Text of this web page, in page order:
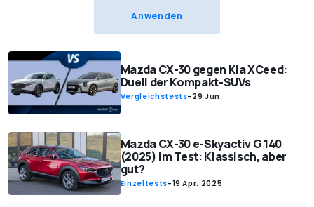
Mazda CX-30 gegen Kia XCeed:
Duell der Kompakt-SUVs
Vergleichstests- 29 Jun.
Mazda CX-30 e-Skyactiv G 140
(2025) im Test: Klassisch, aber
gut?
Einzeltests-19 Apr. 2025